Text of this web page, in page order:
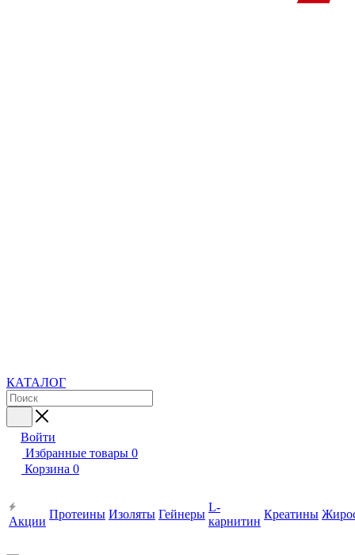
КАТАЛОГ
Войти
Избранные товары 0
Корзина 0
Акции
Протеины Изоляты Гейнеры
L-
карнитин
Креатины